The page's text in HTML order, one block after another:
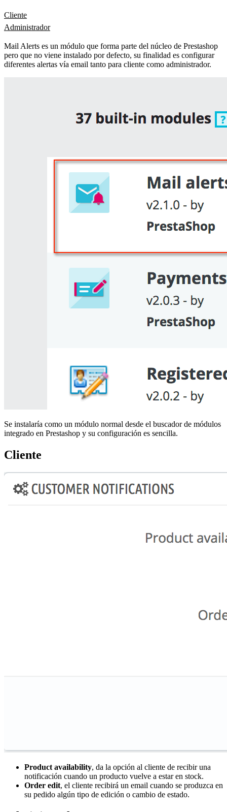
Cliente
Administrador
Mail Alerts es un módulo que forma parte del núcleo de Prestashop
pero que no viene instalado por defecto, su finalidad es configurar
diferentes alertas vía email tanto para cliente como administrador.
Se instalaría como un módulo normal desde el buscador de módulos
integrado en Prestashop y su configuración es sencilla.
Cliente
Product availability, da la opción al cliente de recibir una
notificación cuando un producto vuelve a estar en stock.
Order edit, el cliente recibirá un email cuando se produzca en
su pedido algún tipo de edición o cambio de estado.